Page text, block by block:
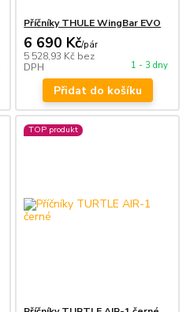
Příčníky THULE WingBar EVO
6 690 Kč/pár
5 528,93 Kč bez
DPH
1 - 3 dny
Přidat do košíku
TOP produkt